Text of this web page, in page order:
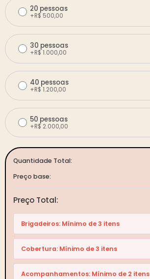
20 pessoas
+R$ 500,00
30 pessoas
+R$ 1.000,00
40 pessoas
+R$ 1.200,00
50 pessoas
+R$ 2.000,00
Quantidade Total:
Preço base:
Preço Total:
Brigadeiros: Mínimo de 3 itens
Cobertura: Mínimo de 3 itens
Acompanhamentos: Mínimo de 2 itens